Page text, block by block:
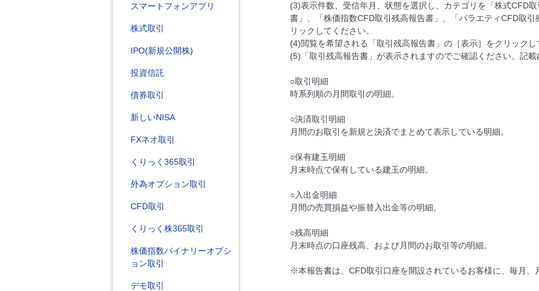
スマートフォンアプリ
株式取引
IPO(新規公開株)
投資信託
債券取引
新しいNISA
FXネオ取引
くりっく365取引
外為オプション取引
CFD取引
くりっく株365取引
株価指数バイナリーオプシ
ョン取引
デモ取引
(3)表示件数、受信年月、状態を選択し、カテゴリを「株式CFD
書」、「株価指数CFD取引残高報告書」、「バラエティCFD取
リックしてください。
(4)閲覧を希望される「取引残高報告書」の［表示］をクリックし
(5)「取引残高報告書」が表示されますのでご確認ください。記載
○取引明細
時系列順の月間取引の明細。
○決済取引明細
月間のお取引を新規と決済でまとめて表示している明細。
○保有建玉明細
月末時点で保有している建玉の明細。
○入出金明細
月間の売買損益や振替入出金等の明細。
○残高明細
月末時点の口座残高、および月間のお取引等の明細。
※本報告書は、CFD取引口座を開設されているお客様に、毎月、